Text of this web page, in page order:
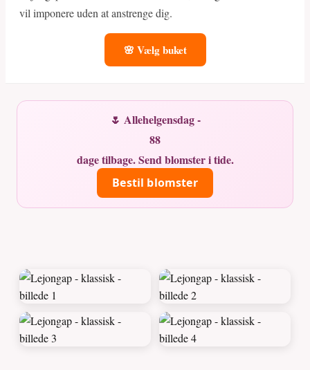
vil imponere uden at anstrenge dig.
🌸 Vælg buket
🌷 Allehelgensdag -
88
dage tilbage. Send blomster i tide.
Bestil blomster